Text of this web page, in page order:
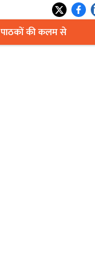
पाठकों की कलम से